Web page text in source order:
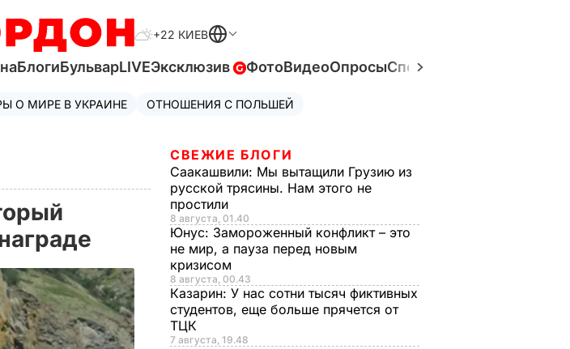
+22 КИЕВ
БлогиБульварLIVEЭксклюзив ФотоВидеоОпросыСпецпроекты
О МИРЕ В УКРАИНЕ ОТНОШЕНИЯ С ПОЛЬШЕЙ
СВЕЖИЕ БЛОГИ
Саакашвили: Мы вытащили Грузию из
русской трясины. Нам этого не
простили
8 августа, 01.40
Юнус: Замороженный конфликт – это
не мир, а пауза перед новым
кризисом
8 августа, 00.43
Казарин: У нас сотни тысяч фиктивных
студентов, еще больше прячется от
ТЦК
7 августа, 19.48